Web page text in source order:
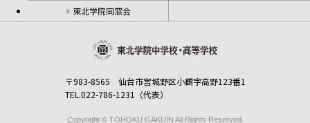
東北学院同窓会
〒983-8565 仙台市宮城野区小鶴字高野123番1
TEL.022-786-1231（代表）
Copyright © TOHOKU GAKUIN All Rights Reserved.